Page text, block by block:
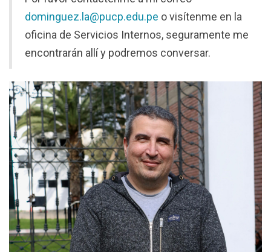
dominguez.la@pucp.edu.pe o visítenme en la
oficina de Servicios Internos, seguramente me
encontrarán allí y podremos conversar.